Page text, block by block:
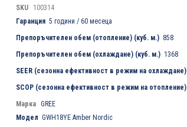
SKU
100314
Гаранция 5 години / 60 месеца
Препоръчителен обем (отопление) (куб. м.) 858
Препоръчителен обем (охлаждане) (куб. м.) 1368
SEER (сезонна ефективност в режим на охлаждане)
SCOP (сезонна ефективност в режим на отопление)
Марка GREE
Модел GWH18YE Amber Nordic